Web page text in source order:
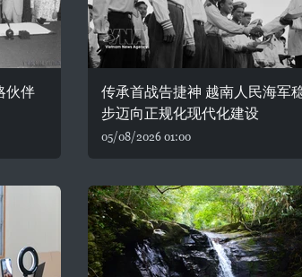
伙伴
传承首战告捷神 越南人民海军
步迈向正规化现代化建设
05/08/2026 01:00